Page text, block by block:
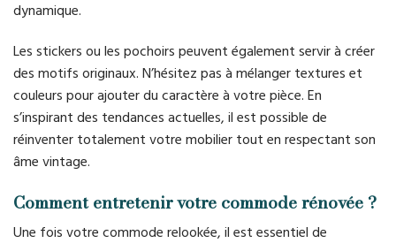
dynamique.
Les stickers ou les pochoirs peuvent également servir à créer
des motifs originaux. N’hésitez pas à mélanger textures et
couleurs pour ajouter du caractère à votre pièce. En
s’inspirant des tendances actuelles, il est possible de
réinventer totalement votre mobilier tout en respectant son
âme vintage.
Comment entretenir votre commode rénovée ?
Une fois votre commode relookée, il est essentiel de